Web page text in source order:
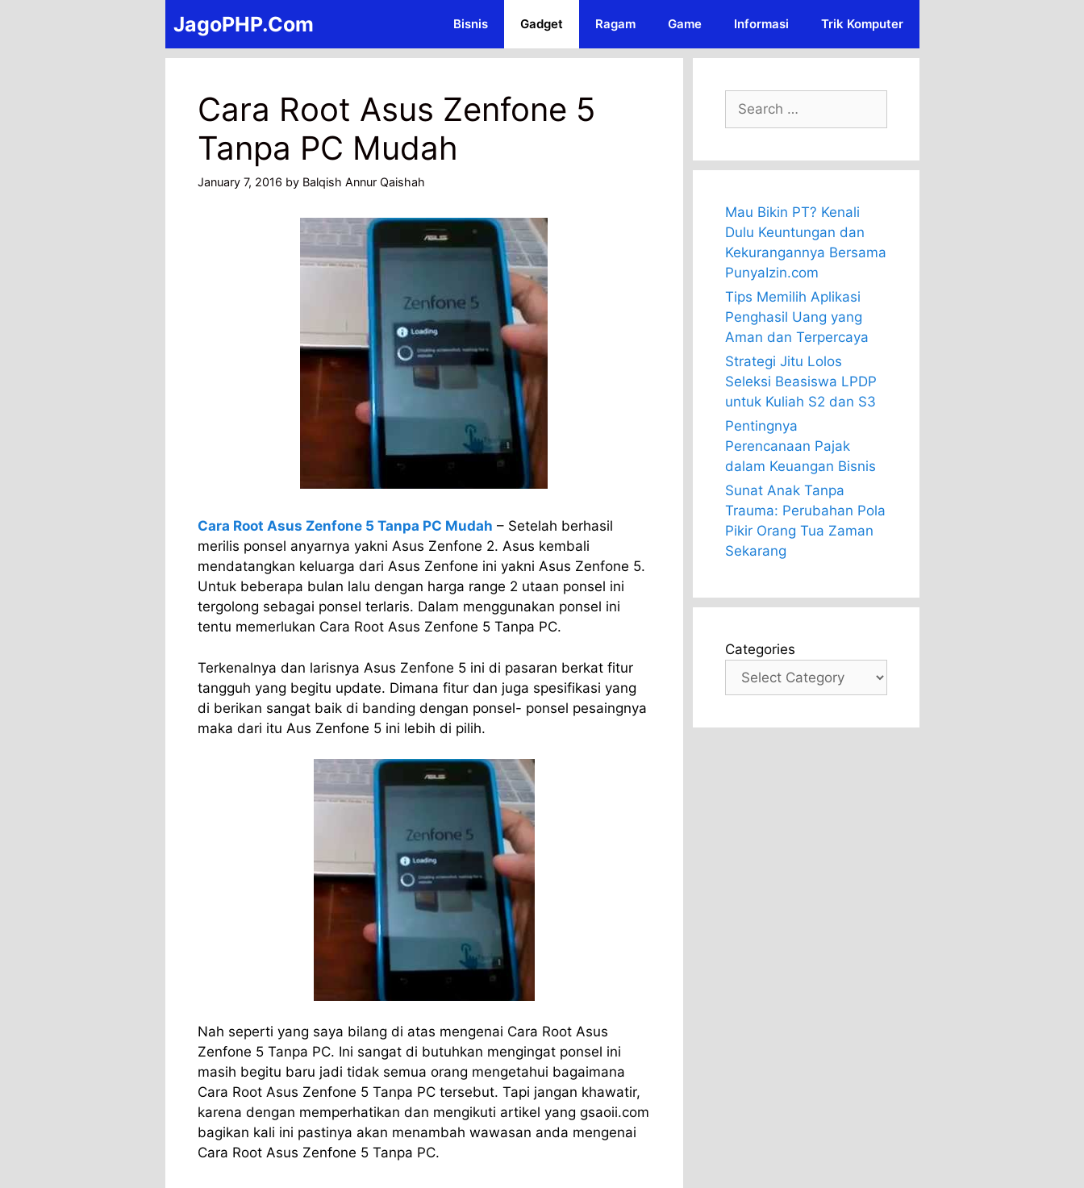
JagoPHP.Com Bisnis Gadget Ragam Game Informasi Trik Komputer
Cara Root Asus Zenfone 5
Tanpa PC Mudah
January 7, 2016 by Balqish Annur Qaishah
Cara Root Asus Zenfone 5 Tanpa PC Mudah – Setelah berhasil
merilis ponsel anyarnya yakni Asus Zenfone 2. Asus kembali
mendatangkan keluarga dari Asus Zenfone ini yakni Asus Zenfone 5.
Untuk beberapa bulan lalu dengan harga range 2 utaan ponsel ini
tergolong sebagai ponsel terlaris. Dalam menggunakan ponsel ini
tentu memerlukan Cara Root Asus Zenfone 5 Tanpa PC.
Terkenalnya dan larisnya Asus Zenfone 5 ini di pasaran berkat fitur
tangguh yang begitu update. Dimana fitur dan juga spesifikasi yang
di berikan sangat baik di banding dengan ponsel- ponsel pesaingnya
maka dari itu Aus Zenfone 5 ini lebih di pilih.
Nah seperti yang saya bilang di atas mengenai Cara Root Asus
Zenfone 5 Tanpa PC. Ini sangat di butuhkan mengingat ponsel ini
masih begitu baru jadi tidak semua orang mengetahui bagaimana
Cara Root Asus Zenfone 5 Tanpa PC tersebut. Tapi jangan khawatir,
karena dengan memperhatikan dan mengikuti artikel yang gsaoii.com
bagikan kali ini pastinya akan menambah wawasan anda mengenai
Cara Root Asus Zenfone 5 Tanpa PC.
Search
for:
Mau Bikin PT? Kenali
Dulu Keuntungan dan
Kekurangannya Bersama
PunyaIzin.com
Tips Memilih Aplikasi
Penghasil Uang yang
Aman dan Terpercaya
Strategi Jitu Lolos
Seleksi Beasiswa LPDP
untuk Kuliah S2 dan S3
Pentingnya
Perencanaan Pajak
dalam Keuangan Bisnis
Sunat Anak Tanpa
Trauma: Perubahan Pola
Pikir Orang Tua Zaman
Sekarang
Categories